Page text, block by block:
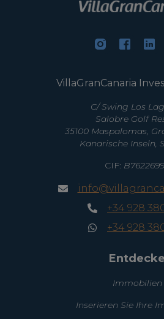
VillaGranCanaria
C/ Swing Los
Salobre Golf
35100 Maspalomas,
Kanarische Inseln,
CIF:
+34 928
+34 928
Entdecke
Immobilien
Inserieren Sie Ihre